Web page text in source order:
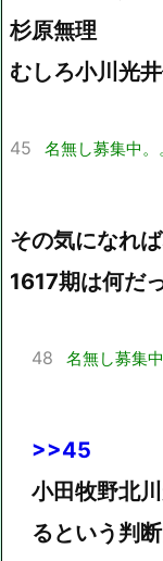
杉原無理
むしろ小川光
45 名無し募集中。
その気になれ
1617期は何だ
48 名無し募集中
>>45
小田牧野北
るという判